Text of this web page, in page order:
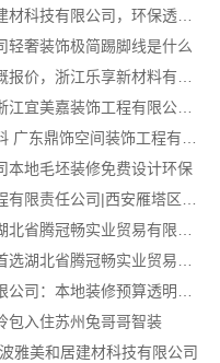
嘉兴南湖家装选嘉兴美派建材科技有限公司，环保透明报价
轻奢装饰极简踢脚线是什么
嵊州家庭装修吊顶隔断，浙江宜美嘉装饰工程有限公司专业服务
本地毛坯装修免费设计环保
包入住苏州兔哥哥智装
雅美和居建材科技有限公司